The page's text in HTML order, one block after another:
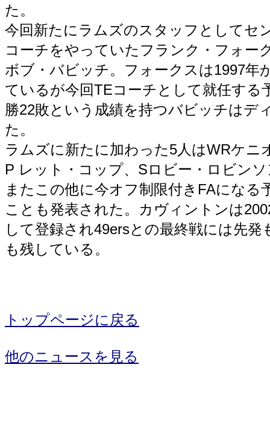
た。
今回新たにラムズのスタッフとしてセ
コーチをやっていたフランク・フォー
ボブ・バビッチ。フォークスは1997年
ているが今回TEコーチとして就任す
勝22敗という成績を持つバビッチはデ
た。
ラムズに新たに加わった5人はWRケ
P レット・コップ、Sロビー・ロビン
またこの他に今オフ制限付きFAにな
ことも発表された。カヴィントンは
して登録され49ersとの最終戦には先
も残している。
トップページに戻る
他のニュースを見る